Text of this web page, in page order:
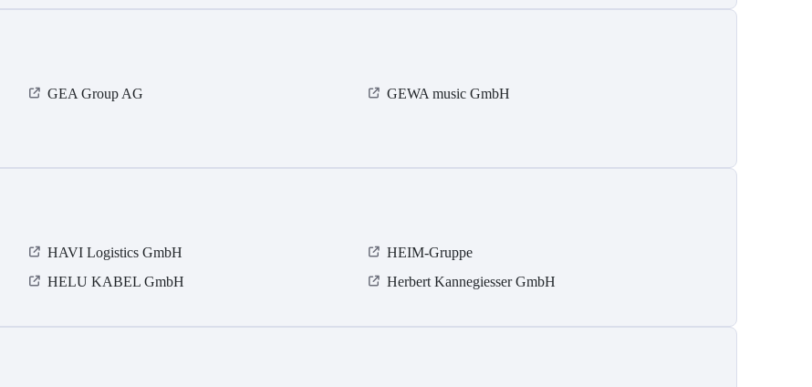
GEA Group AG
GEWA music GmbH
HAVI Logistics GmbH
HEIM-Gruppe
HELU KABEL GmbH Herbert Kannegiesser GmbH